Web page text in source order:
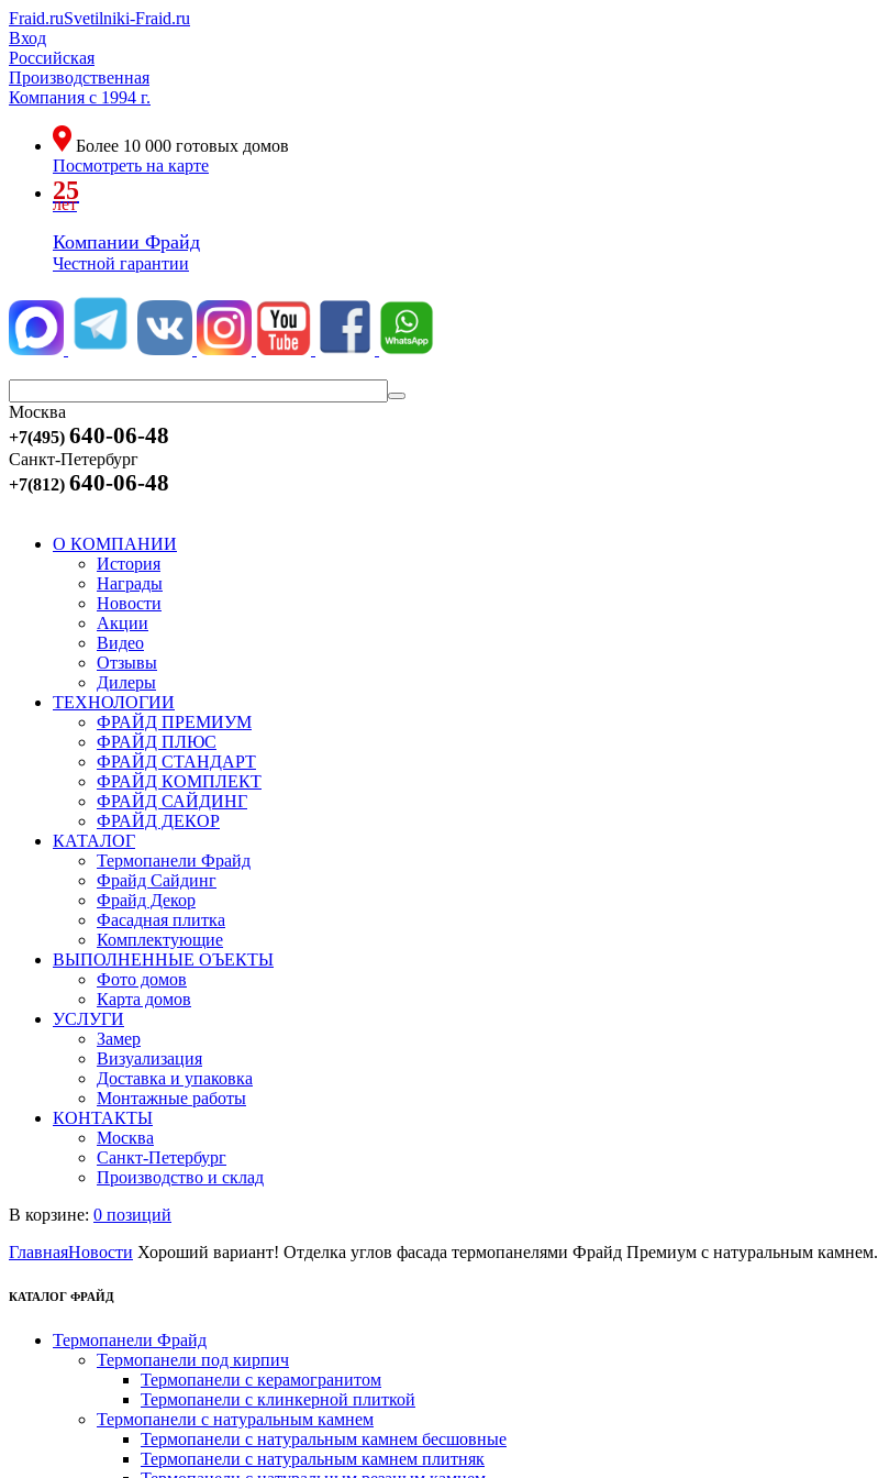
Fraid.ruSvetilniki-Fraid.ru
Вход
Российская
Производственная
Компания с 1994 г.
Более 10 000 готовых домов
Посмотреть на карте
25
лет
Компании Фрайд
Честной гарантии
Москва
+7(495) 640-06-48
Санкт-Петербург
+7(812) 640-06-48
О КОМПАНИИ
История
Награды
Новости
Акции
Видео
Отзывы
Дилеры
ТЕХНОЛОГИИ
ФРАЙД ПРЕМИУМ
ФРАЙД ПЛЮС
ФРАЙД СТАНДАРТ
ФРАЙД КОМПЛЕКТ
ФРАЙД САЙДИНГ
ФРАЙД ДЕКОР
КАТАЛОГ
Термопанели Фрайд
Фрайд Сайдинг
Фрайд Декор
Фасадная плитка
Комплектующие
ВЫПОЛНЕННЫЕ ОЪЕКТЫ
Фото домов
Карта домов
УСЛУГИ
Замер
Визуализация
Доставка и упаковка
Монтажные работы
КОНТАКТЫ
Москва
Санкт-Петербург
Производство и склад
В корзине: 0 позиций
ГлавнаяНовости Хороший вариант! Отделка углов фасада термопанелями Фрайд Премиум с натуральным камнем.
КАТАЛОГ ФРАЙД
Термопанели Фрайд
Термопанели под кирпич
Термопанели с керамогранитом
Термопанели с клинкерной плиткой
Термопанели с натуральным камнем
Термопанели с натуральным камнем бесшовные
Термопанели с натуральным камнем плитняк